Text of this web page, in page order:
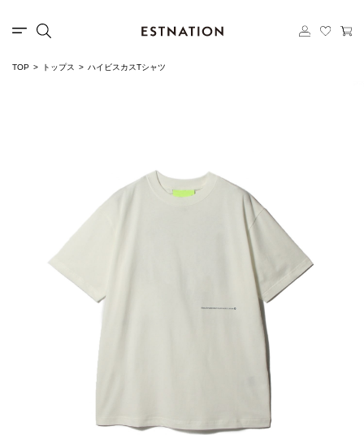
TOP トップス ハイビスカスTシャツ